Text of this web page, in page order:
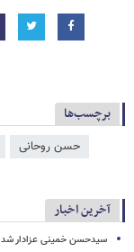
برچسب‌ها
حسن روحانی
آخرین اخبار
سیدحسن خمینی عزادار شد